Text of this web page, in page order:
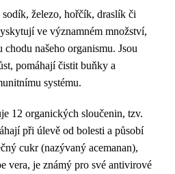
železo, hořčík, draslík či
ve významném množství,
našeho organismu. Jsou
pomáhají čistit buňky a
systému.
12 organických sloučenin, tzv.
při úlevě od bolesti a působí
cukr (nazývaný acemanan),
vera, je známý pro své antivirové